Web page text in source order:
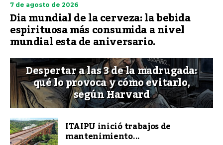
7 de agosto de 2026
Dia mundial de la cerveza: la bebida
espirituosa más consumida a nivel
mundial esta de aniversario.
Despertar a las 3 de la madrugada:
qué lo provoca y cómo evitarlo,
según Harvard
ITAIPU inició trabajos de
mantenimiento...